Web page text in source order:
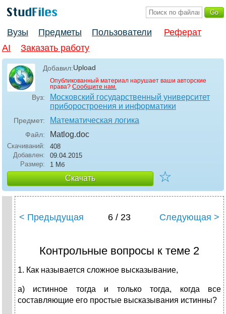
Вузы Предметы Пользователи
Реферат
AI
Заказать работу
Добавил:Upload
Опубликованный материал нарушает ваши авторские
права? Сообщите нам.
Вуз:
Московский государственный университет
приборостроения и информатики
Предмет: Математическая логика
Файл: Matlog.doc
Скачиваний:
408
Добавлен:
09.04.2015
Размер:
1 Мб
Скачать ☆
< Предыдущая 6 / 23 Следующая >
Контрольные вопросы к теме 2
1. Как называется сложное высказывание,
а) истинное тогда и только тогда, когда все
составляющие его простые высказывания истинны?